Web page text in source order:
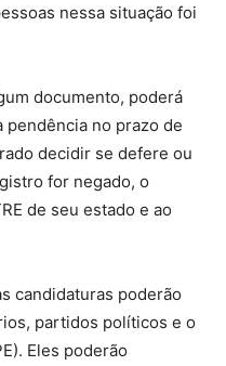
nessa situação foi
documento, poderá
pendência no prazo de
decidir se defere ou
for negado, o
de seu estado e ao
candidaturas poderão
partidos políticos e o
Eles poderão